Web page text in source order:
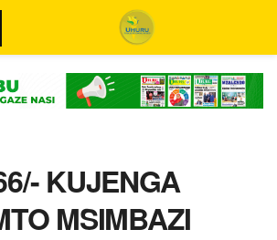
KUJENGA
MSIMBAZI